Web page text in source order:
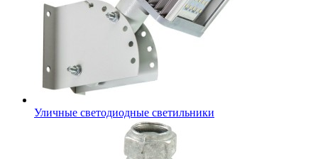
Уличные светодиодные светильники